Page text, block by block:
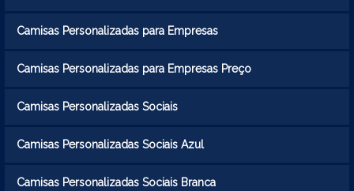
Camisas Personalizadas para Empresas
Camisas Personalizadas para Empresas Preço
Camisas Personalizadas Sociais
Camisas Personalizadas Sociais Azul
Camisas Personalizadas Sociais Branca